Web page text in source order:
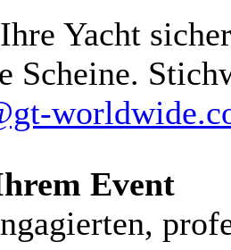
Yacht
Scheine.
Event